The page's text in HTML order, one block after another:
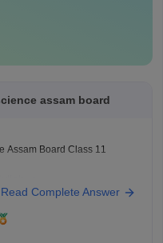
assam board
Assam Board Class 11
Syllabus
Read Complete Answer